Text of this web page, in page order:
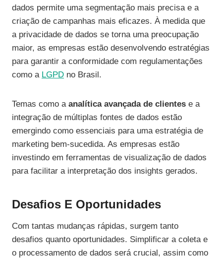
dados permite uma segmentação mais precisa e a
criação de campanhas mais eficazes. À medida que
a privacidade de dados se torna uma preocupação
maior, as empresas estão desenvolvendo estratégias
para garantir a conformidade com regulamentações
como a LGPD no Brasil.
Temas como a analítica avançada de clientes e a
integração de múltiplas fontes de dados estão
emergindo como essenciais para uma estratégia de
marketing bem-sucedida. As empresas estão
investindo em ferramentas de visualização de dados
para facilitar a interpretação dos insights gerados.
Desafios E Oportunidades
Com tantas mudanças rápidas, surgem tanto
desafios quanto oportunidades. Simplificar a coleta e
o processamento de dados será crucial, assim como